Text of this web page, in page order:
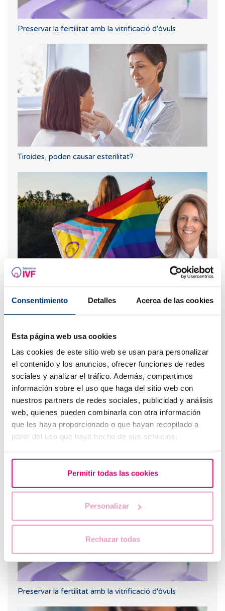
Consentimiento Detalles Acerca de las cookies
Esta página web usa cookies
Las cookies de este sitio web se usan para personalizar
el contenido y los anuncios, ofrecer funciones de redes
sociales y analizar el tráfico. Además, compartimos
información sobre el uso que haga del sitio web con
nuestros partners de redes sociales, publicidad y análisis
web, quienes pueden combinarla con otra información
que les haya proporcionado o que hayan recopilado a
partir del uso que haya hecho de sus servicios.
Permitir todas las cookies
Personalizar
Rechazar todas
Preservar la fertilitat amb la vitrificació d'òvuls
Tiroides, poden causar esterilitat?
Fertilitat i Diversitat: Suport i Oportunitats per al
Com triar la millor clínica de fertilitat a Barcelona
Preservar la fertilitat amb la vitrificació d'òvuls